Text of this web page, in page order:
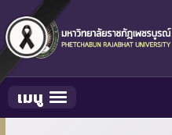
Toggle navigation
เมนู